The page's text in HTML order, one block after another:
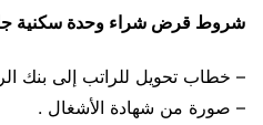
شروط قرض شراء وحدة سكنية
– خطاب تحويل للراتب إلى بنك
– صورة من شهادة الأشغال .